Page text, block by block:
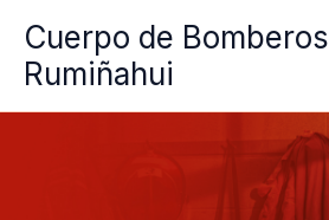
contenido
Cuerpo de Bomberos
Rumiñahui